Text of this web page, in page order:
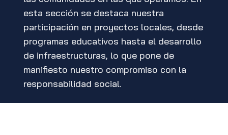
esta sección se destaca nuestra
participación en proyectos locales, desde
programas educativos hasta el desarrollo
de infraestructuras, lo que pone de
manifiesto nuestro compromiso con la
responsabilidad social.